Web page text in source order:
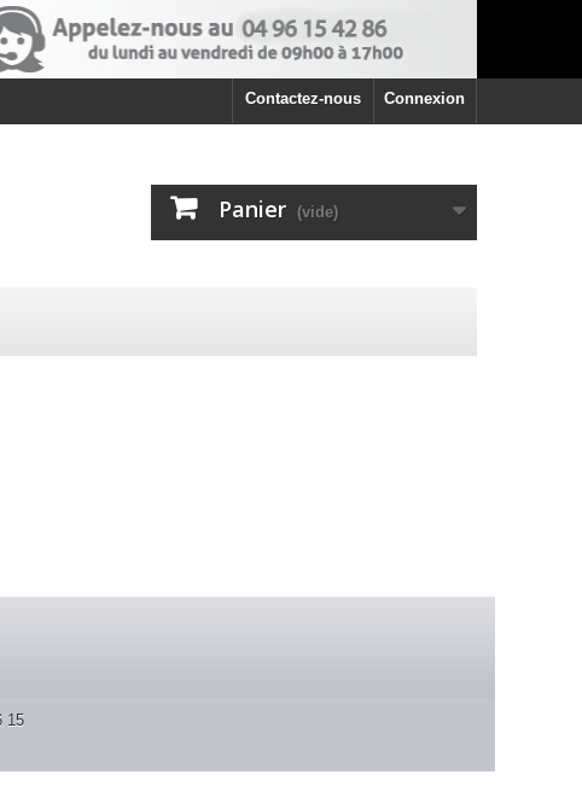
Connexion
Contactez-nous
Panier (vide)
15